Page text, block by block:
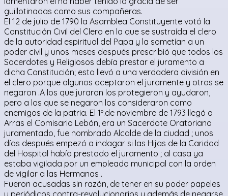
guillotinadas como sus compañeras.
El 12 de julio de 1790 la Asamblea Constituyente votó la
Constitución Civil del Clero en la que se sustraída el clero
de la autoridad espiritual del Papa y la sometían a un
poder civil y unos meses después prescribió que todos los
Sacerdotes y Religiosos debía prestar el juramento a
dicha Constitución; esto llevó a una verdadera división en
el clero porque algunos aceptaron el juramente y otros se
negaron .A los que juraron los protegieron y ayudaron,
pero a los que se negaron los consideraron como
enemigos de la patria. El 1º.de noviembre de 1793 llegó a
Arras el Comisario Lebón, era un Sacerdote Oratoriano
juramentado, fue nombrado Alcalde de la ciudad ; unos
días después empezó a indagar si las Hijas de la Caridad
del Hospital había prestado el juramento ; al casa ya
estaba vigilada por un empleado municipal con la orden
de vigilar a las Hermanas .
Fueron acusadas sin razón, de tener en su poder papeles
y periódicos contra-revolucionarios y además de negarse